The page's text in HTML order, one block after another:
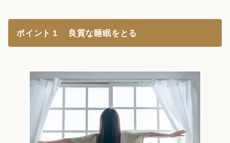
ポイント１ 良質な睡眠をとる